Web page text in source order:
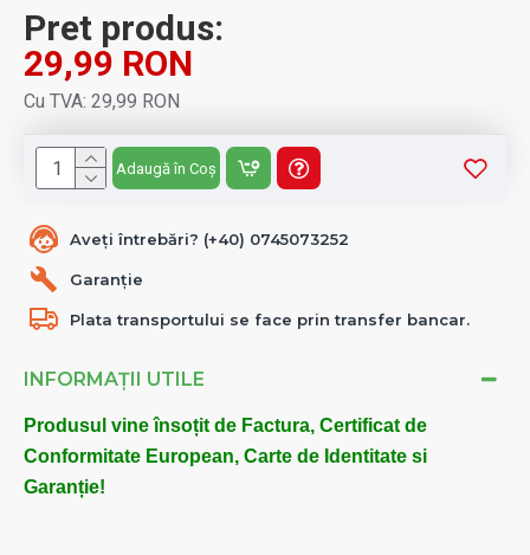
Aveți întrebări? (+40) 0745073252
Garanție
Plata transportului se face prin transfer bancar.
INFORMAȚII UTILE
Produsul vine însoțit de Factura, Certificat de
Conformitate European, Carte de Identitate si
Garanție!
Pret produs:
29,99 RON
Cu TVA: 29,99 RON
Adaugă în Coș